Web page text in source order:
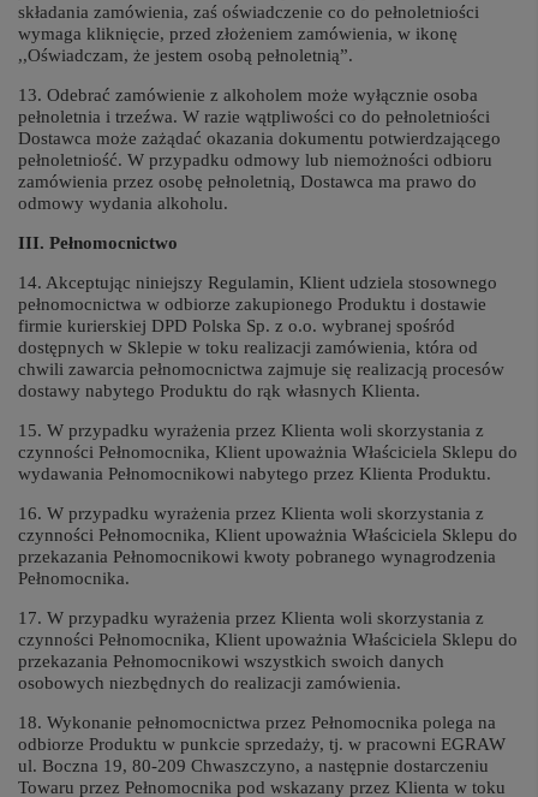
składania zamówienia, zaś oświadczenie co do pełnoletniości
wymaga kliknięcie, przed złożeniem zamówienia, w ikonę
,,Oświadczam, że jestem osobą pełnoletnią”.
13. Odebrać zamówienie z alkoholem może wyłącznie osoba
pełnoletnia i trzeźwa. W razie wątpliwości co do pełnoletniości
Dostawca może zażądać okazania dokumentu potwierdzającego
pełnoletniość. W przypadku odmowy lub niemożności odbioru
zamówienia przez osobę pełnoletnią, Dostawca ma prawo do
odmowy wydania alkoholu.
III. Pełnomocnictwo
14. Akceptując niniejszy Regulamin, Klient udziela stosownego
pełnomocnictwa w odbiorze zakupionego Produktu i dostawie
firmie kurierskiej DPD Polska Sp. z o.o. wybranej spośród
dostępnych w Sklepie w toku realizacji zamówienia, która od
chwili zawarcia pełnomocnictwa zajmuje się realizacją procesów
dostawy nabytego Produktu do rąk własnych Klienta.
15. W przypadku wyrażenia przez Klienta woli skorzystania z
czynności Pełnomocnika, Klient upoważnia Właściciela Sklepu do
wydawania Pełnomocnikowi nabytego przez Klienta Produktu.
16. W przypadku wyrażenia przez Klienta woli skorzystania z
czynności Pełnomocnika, Klient upoważnia Właściciela Sklepu do
przekazania Pełnomocnikowi kwoty pobranego wynagrodzenia
Pełnomocnika.
17. W przypadku wyrażenia przez Klienta woli skorzystania z
czynności Pełnomocnika, Klient upoważnia Właściciela Sklepu do
przekazania Pełnomocnikowi wszystkich swoich danych
osobowych niezbędnych do realizacji zamówienia.
18. Wykonanie pełnomocnictwa przez Pełnomocnika polega na
odbiorze Produktu w punkcie sprzedaży, tj. w pracowni EGRAW
ul. Boczna 19, 80-209 Chwaszczyno, a następnie dostarczeniu
Towaru przez Pełnomocnika pod wskazany przez Klienta w toku